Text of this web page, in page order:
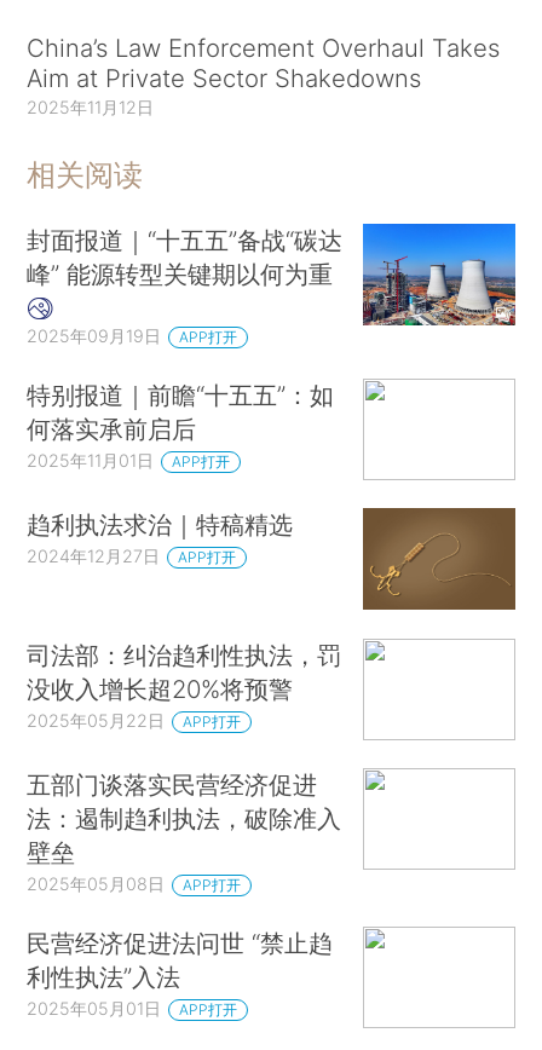
China’s Law Enforcement Overhaul Takes
Aim at Private Sector Shakedowns
2025年11月12日
相关阅读
封面报道｜“十五五”备战“碳达
峰” 能源转型关键期以何为重
2025年09月19日 APP打开
特别报道｜前瞻“十五五”：如
何落实承前启后
2025年11月01日 APP打开
趋利执法求治｜特稿精选
2024年12月27日 APP打开
司法部：纠治趋利性执法，罚
没收入增长超20%将预警
2025年05月22日 APP打开
五部门谈落实民营经济促进
法：遏制趋利执法，破除准入
壁垒
2025年05月08日 APP打开
民营经济促进法问世 “禁止趋
利性执法”入法
2025年05月01日 APP打开